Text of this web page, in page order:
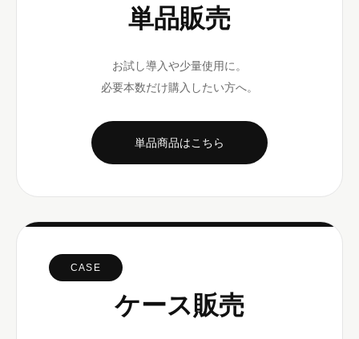
単品販売
お試し導入や少量使用に。
必要本数だけ購入したい方へ。
単品商品はこちら
CASE
ケース販売